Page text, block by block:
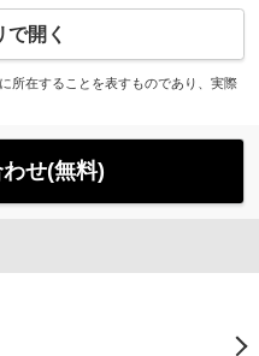
で開く
所在することを表すものであり、実際
せ(無料)